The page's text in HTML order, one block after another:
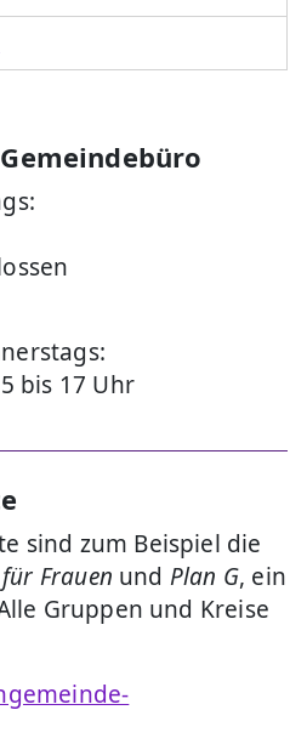
bis 17 Uhr
sind zum Beispiel die
Frauen und Plan G, ein
Gruppen und Kreise